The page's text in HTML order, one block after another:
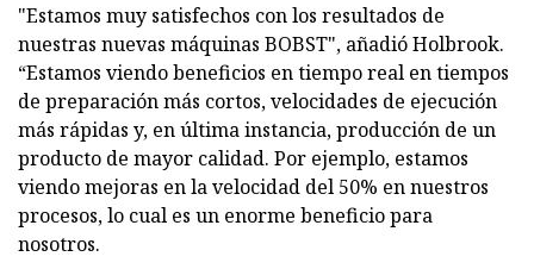
"Estamos muy satisfechos con los resultados de
nuestras nuevas máquinas BOBST", añadió Holbrook.
“Estamos viendo beneficios en tiempo real en tiempos
de preparación más cortos, velocidades de ejecución
más rápidas y, en última instancia, producción de un
producto de mayor calidad. Por ejemplo, estamos
viendo mejoras en la velocidad del 50% en nuestros
procesos, lo cual es un enorme beneficio para
nosotros.